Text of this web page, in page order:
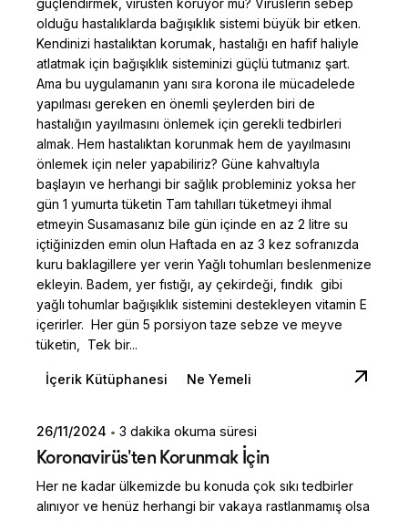
güçlendirmek, virüsten koruyor mu? Virüslerin sebep
olduğu hastalıklarda bağışıklık sistemi büyük bir etken.
Kendinizi hastalıktan korumak, hastalığı en hafif haliyle
atlatmak için bağışıklık sisteminizi güçlü tutmanız şart.
Ama bu uygulamanın yanı sıra korona ile mücadelede
yapılması gereken en önemli şeylerden biri de
hastalığın yayılmasını önlemek için gerekli tedbirleri
almak. Hem hastalıktan korunmak hem de yayılmasını
önlemek için neler yapabiliriz? Güne kahvaltıyla
başlayın ve herhangi bir sağlık probleminiz yoksa her
gün 1 yumurta tüketin Tam tahılları tüketmeyi ihmal
etmeyin Susamasanız bile gün içinde en az 2 litre su
içtiğinizden emin olun Haftada en az 3 kez sofranızda
kuru baklagillere yer verin Yağlı tohumları beslenmenize
ekleyin. Badem, yer fıstığı, ay çekirdeği, fındık gibi
yağlı tohumlar bağışıklık sistemini destekleyen vitamin E
içerirler. Her gün 5 porsiyon taze sebze ve meyve
tüketin, Tek bir...
İçerik Kütüphanesi Ne Yemeli
Posted by
Dilara Koçak
26/11/2024 3 dakika okuma süresi
Koronavirüs'ten Korunmak İçin
Her ne kadar ülkemizde bu konuda çok sıkı tedbirler
alınıyor ve henüz herhangi bir vakaya rastlanmamış olsa